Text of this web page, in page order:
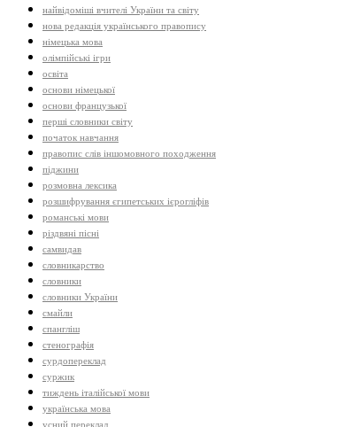
найвідоміші вчителі України та світу
нова редакція українського правопису
німецька мова
олімпійські ігри
освіта
основи німецької
основи французької
перші словники світу
початок навчання
правопис слів іншомовного походження
піджини
розмовна лексика
розшифрування єгипетських ієрогліфів
романські мови
різдвяні пісні
самвидав
словникарство
словники
словники України
смайли
спангліш
стенографія
сурдопереклад
суржик
тиждень італійської мови
українська мова
усний переклад